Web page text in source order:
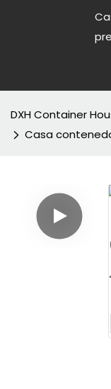
DXH Container
Casa